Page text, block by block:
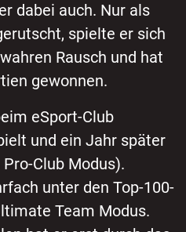
dabei auch. Nur als
spielte er sich
Rausch und hat
gewonnen.
eSport-Club
und ein Jahr später
Club Modus).
unter den Top-100-
Team Modus.